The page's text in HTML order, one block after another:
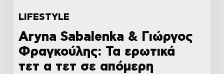
LIFESTYLE
Aryna Sabalenka & Γιώργος
Φραγκούλης: Τα ερωτικά
τετ α τετ σε απόμερη